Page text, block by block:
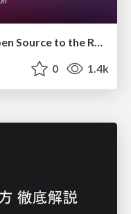
AI in Enterprises - Java and Open Source to the Rescue
0 1.4k